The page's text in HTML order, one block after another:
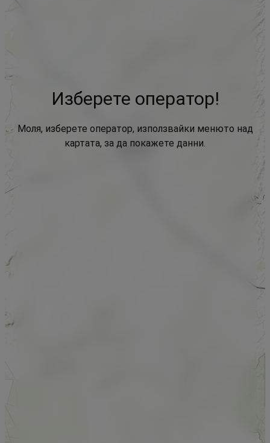
Изберете оператор!
Моля, изберете оператор, използвайки менюто над
картата, за да покажете данни.